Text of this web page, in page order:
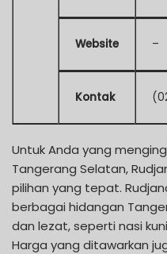
Website –
Kontak
Untuk Anda yang
Tangerang Selatan,
pilihan yang tepat.
berbagai hidangan
dan lezat, seperti nasi
Harga yang ditawarkan